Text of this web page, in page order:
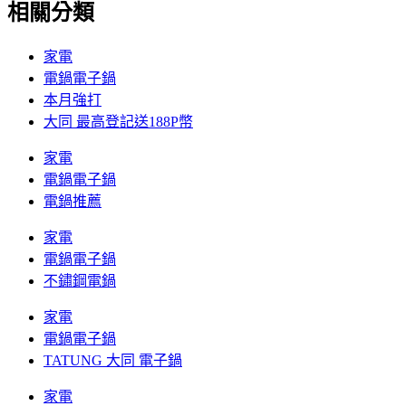
相關分類
家電
電鍋電子鍋
本月強打
大同 最高登記送188P幣
家電
電鍋電子鍋
電鍋推薦
家電
電鍋電子鍋
不鏽鋼電鍋
家電
電鍋電子鍋
TATUNG 大同 電子鍋
家電